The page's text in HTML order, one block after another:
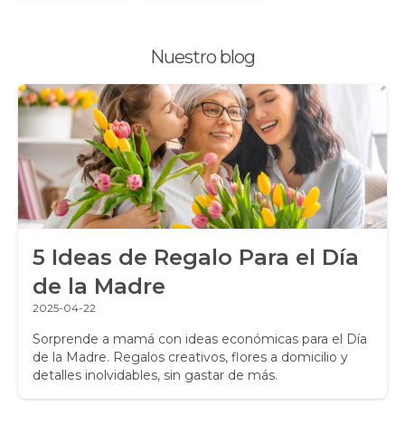
Nuestro blog
5 Ideas de Regalo Para el Día
de la Madre
2025-04-22
Sorprende a mamá con ideas económicas para el Día
de la Madre. Regalos creativos, flores a domicilio y
detalles inolvidables, sin gastar de más.
Promociones y Ofertas
Ramos de Flores
Ramos de Novia
Ramos de Rosas
Regalos a Domicilio
Regalos para Hombres
Regalos para niños
Rosas
Rosas Amarillas